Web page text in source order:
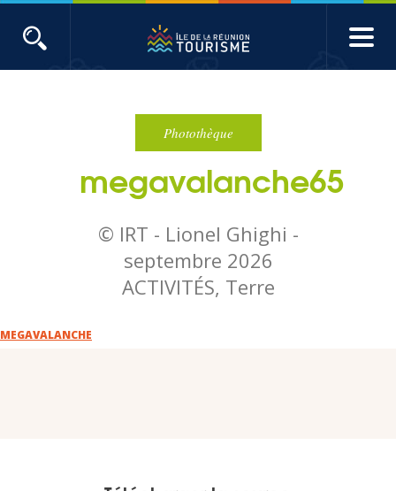
navigation
ACTUALITÉS
Produits touristiques
Etudes et indicateurs
Voyages de presse
Toute l'actualité
Photothèque
megavalanche65
© IRT - Lionel Ghighi -
septembre 2026
ACTIVITÉS, Terre
MEGAVALANCHE